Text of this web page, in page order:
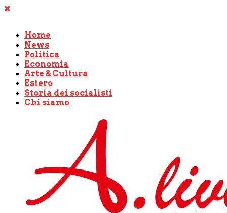
Home
News
Politica
Economia
Arte & Cultura
Estero
Storia dei socialisti
Chi siamo